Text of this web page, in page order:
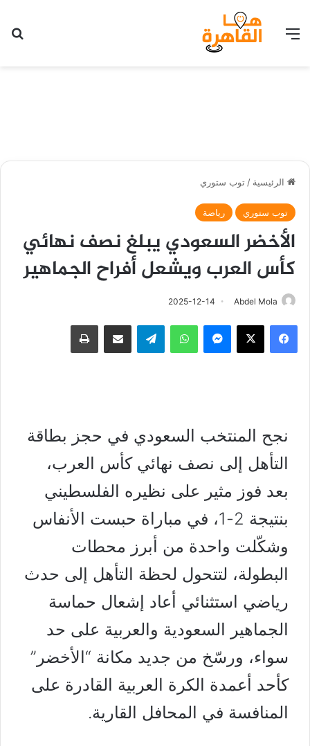
القائمة
الرئيسية / توب ستوري
توب ستوري رياضة
الأخضر السعودي يبلغ نصف نهائي
كأس العرب ويشعل أفراح الجماهير
Abdel Mola
2025-12-14
فيسبوك ‫X ماسنجر واتساب تيلقرام مشاركة عبر البريد طباعة
نجح المنتخب السعودي في حجز بطاقة
التأهل إلى نصف نهائي كأس العرب،
بعد فوز مثير على نظيره الفلسطيني
بنتيجة 2-1، في مباراة حبست الأنفاس
وشكّلت واحدة من أبرز محطات
البطولة، لتتحول لحظة التأهل إلى حدث
رياضي استثنائي أعاد إشعال حماسة
الجماهير السعودية والعربية على حد
سواء، ورسّخ من جديد مكانة “الأخضر”
كأحد أعمدة الكرة العربية القادرة على
المنافسة في المحافل القارية.